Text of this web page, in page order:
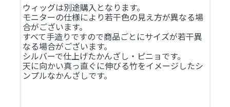
ウィッグは別途購入となります。
モニターの仕様により若干色の見え方が異なる場
合がございます。
すべて手造りですので商品ごとにサイズが若干異
なる場合がございます。
シルバーで仕上げたかんざし・ピニョです。
天に向かい真っ直ぐに伸びる竹をイメージしたシ
ンプルなかんざしです。